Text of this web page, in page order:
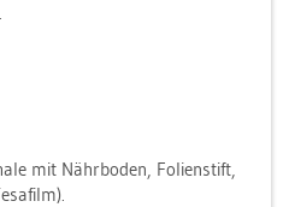
mit Nähr­bo­den, Fo­li­en­stift,